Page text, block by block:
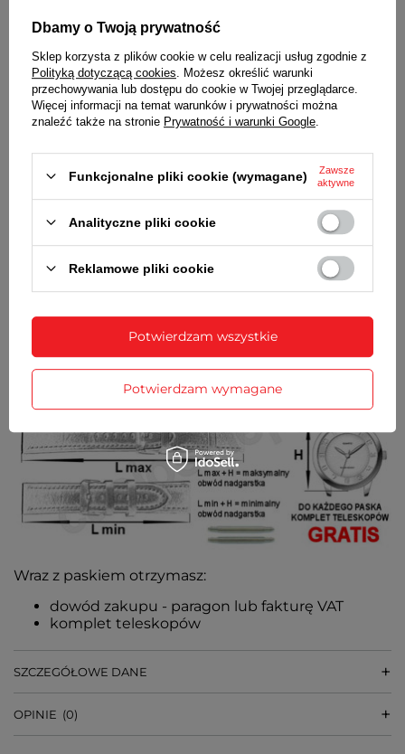
przy klamerce (B)
długość części z
klamerką (C)
długość części z
dziurkami (D)
12 cm
minimalna długość
po zapięciu (L min)
13 cm
(L max)
kolor
CZARNY
przeszycie
w kolorze paska
klamerka
stalowa antyalergiczna, z logo
Hirsch, kolor srebrny błyszczący
pośrodku paska)
Wraz z paskiem otrzymasz:
dowód zakupu - paragon lub fakturę VAT
komplet teleskopów
SZCZEGÓŁOWE DANE
OPINIE (0)
Dbamy o Twoją prywatność
Sklep korzysta z plików cookie w celu realizacji usług zgodnie z
Polityką dotyczącą cookies . Możesz określić warunki
przechowywania lub dostępu do cookie w Twojej przeglądarce.
Więcej informacji na temat warunków i prywatności można
znaleźć także na stronie Prywatność i warunki Google
Funkcjonalne pliki cookie (wymagane)
Zawsze
aktywne
Analityczne pliki cookie
Reklamowe pliki cookie
Potwierdzam wymagane
Potwierdzam wszystkie